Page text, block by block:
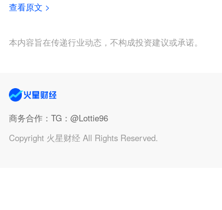
查看原文 >
本内容旨在传递行业动态，不构成投资建议或承诺。
商务合作：TG：@Lottie96
Copyright 火星财经 All Rights Reserved.